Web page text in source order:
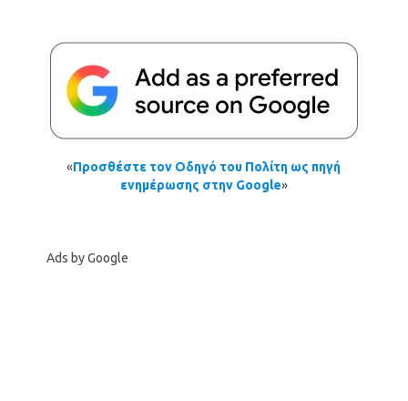
«Προσθέστε τον Οδηγό του Πολίτη ως πηγή
ενημέρωσης στην Google»
Ads by Google